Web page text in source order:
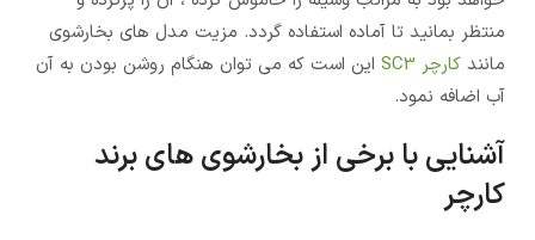
منتظر بمانید تا آماده استفاده گردد. مزیت مدل های بخارشوی
مانند کارچر SC3
این است که می توان هنگام روشن بودن به آن
آب اضافه نمود.
آشنایی با برخی از بخارشوی های برند
کارچر